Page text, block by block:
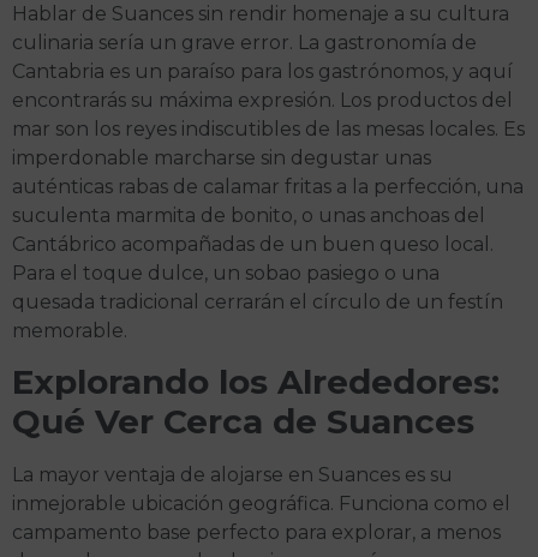
Hablar de Suances sin rendir homenaje a su cultura
culinaria sería un grave error. La gastronomía de
Cantabria es un paraíso para los gastrónomos, y aquí
encontrarás su máxima expresión. Los productos del
mar son los reyes indiscutibles de las mesas locales. Es
imperdonable marcharse sin degustar unas
auténticas rabas de calamar fritas a la perfección, una
suculenta marmita de bonito, o unas anchoas del
Cantábrico acompañadas de un buen queso local.
Para el toque dulce, un sobao pasiego o una
quesada tradicional cerrarán el círculo de un festín
memorable.
Explorando los Alrededores:
Qué Ver Cerca de Suances
La mayor ventaja de alojarse en Suances es su
inmejorable ubicación geográfica. Funciona como el
campamento base perfecto para explorar, a menos